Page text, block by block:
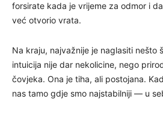
forsirate kada je vrijeme za odmor i
već otvorio vrata.
Na kraju, najvažnije je naglasiti nešto
intuicija nije dar nekolicine, nego
čovjeka. Ona je tiha, ali postojana.
nas tamo gdje smo najstabilniji — u